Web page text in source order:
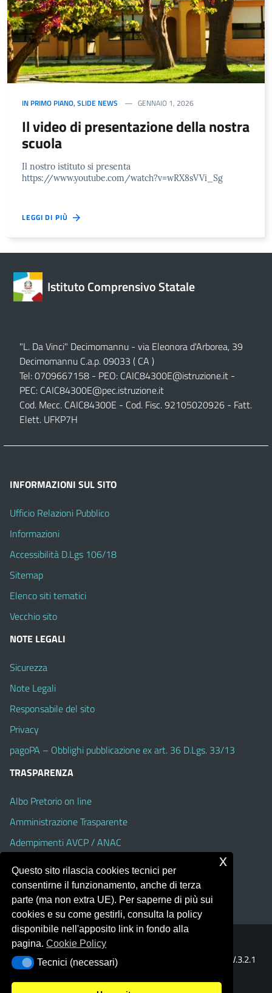
IN PRIMO PIANO, SLIDE NEWS GENNAIO 1, 2026
Il video di presentazione della nostra
scuola
Il nostro istituto si presenta
https://www.youtube.com/watch?v=wRX8sVVi_Sg
LEGGI DI PIÙ
Istituto Comprensivo Statale
"L. Da Vinci" Decimomannu - via Eleonora d'Arborea, 39
Decimomannu C.a.p. 09033 ( CA )
Tel: 0709667158 - PEO: CAIC84300E@istruzione.it -
PEC: CAIC84300E@pec.istruzione.it
Cod. Mecc. CAIC84300E - Cod. Fisc. 92105020926 - Fatt.
Elett. UFKP7H
INFORMAZIONI SUL SITO
Ufficio Relazioni Pubblico
Informazioni
Accessibilità D.Lgs 106/18
Sitemap
Elenco siti tematici
Vecchio sito
NOTE LEGALI
Sicurezza
Note Legali
Responsabile del sito
Privacy
pagoPA – Obblighi pubblicazione ex art. 36 D.Lgs. 33/13
TRASPARENZA
Albo Pretorio on line
Amministrazione Trasparente
Adempimenti AVCP / ANAC
Accesso Civico
Dichiarazione di accessibilità
Portale realizzato con la piattaforma
Template Italia configurato sul tema accessibile
V.3.2.1
(Alioth)
Questo sito rilascia cookies tecnici per
consentirne il funzionamento, anche di terza
parte (ma non extra UE). Per saperne di più sui
cookies e su come gestirli, consulta la policy
disponibile nell'apposito link in fondo alla
pagina.Cookie Policy
Tecnici (necessari)
Tecnici (necessari)
x